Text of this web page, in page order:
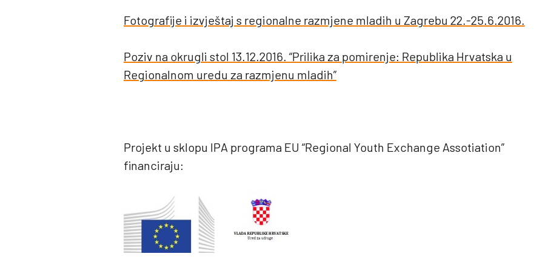
Fotografije i izvještaj s regionalne razmjene mladih u Zagrebu 22.-25.6.2016.
Poziv na okrugli stol 13.12.2016. “Prilika za pomirenje: Republika Hrvatska u
Regionalnom uredu za razmjenu mladih”
Projekt u sklopu IPA programa EU “Regional Youth Exchange Assotiation”
financiraju: